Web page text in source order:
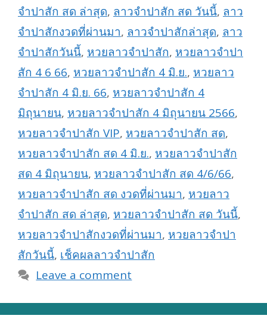
จำปาสัก สด ล่าสุด, ลาวจำปาสัก สด วันนี้, ลาว
จำปาสักงวดที่ผ่านมา, ลาวจำปาสักล่าสุด, ลาว
จำปาสักวันนี้, หวยลาวจำปาสัก, หวยลาวจำปา
สัก 4 6 66, หวยลาวจำปาสัก 4 มิ.ย., หวยลาว
จำปาสัก 4 มิ.ย. 66, หวยลาวจำปาสัก 4
มิถุนายน, หวยลาวจำปาสัก 4 มิถุนายน 2566,
หวยลาวจำปาสัก VIP, หวยลาวจำปาสัก สด,
หวยลาวจำปาสัก สด 4 มิ.ย., หวยลาวจำปาสัก
สด 4 มิถุนายน, หวยลาวจำปาสัก สด 4/6/66,
หวยลาวจำปาสัก สด งวดที่ผ่านมา, หวยลาว
จำปาสัก สด ล่าสุด, หวยลาวจำปาสัก สด วันนี้,
หวยลาวจำปาสักงวดที่ผ่านมา, หวยลาวจำปา
สักวันนี้, เช็คผลลาวจำปาสัก
Leave a comment